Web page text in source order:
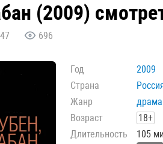
(2009)
696
Год
2009
Страна
Жанр
драма
Возраст
18+
Длительность
105